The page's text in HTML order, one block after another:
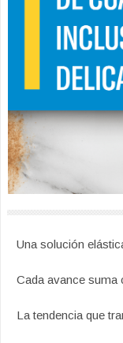
Una solución
Cada avance suma
La tendencia que